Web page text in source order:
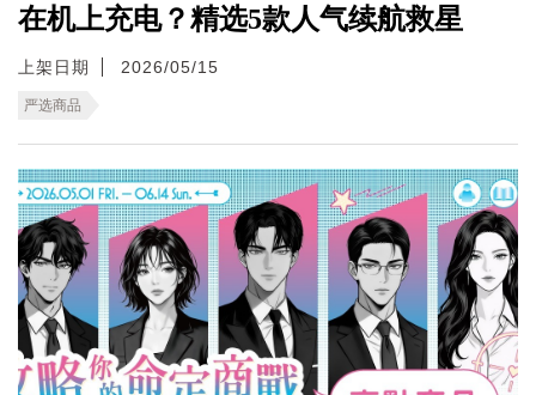
在机上充电？精选5款人气续航救星
上架日期 2026/05/15
严选商品